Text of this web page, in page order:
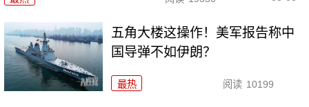
五角大楼这操作！美军报告称中
国导弹不如伊朗？
最热 阅读 10199